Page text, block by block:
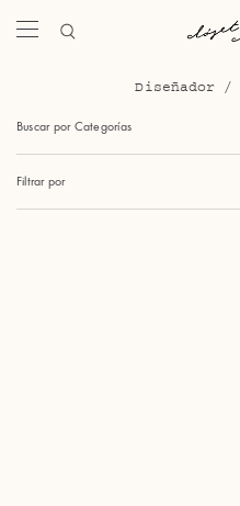
Diseñador/
Buscar por Categorías
Filtrar por